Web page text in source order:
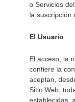
o Servicios
la suscripción
El Usuario
El acceso, la
confiere la
aceptan,
Sitio Web,
establecidas,